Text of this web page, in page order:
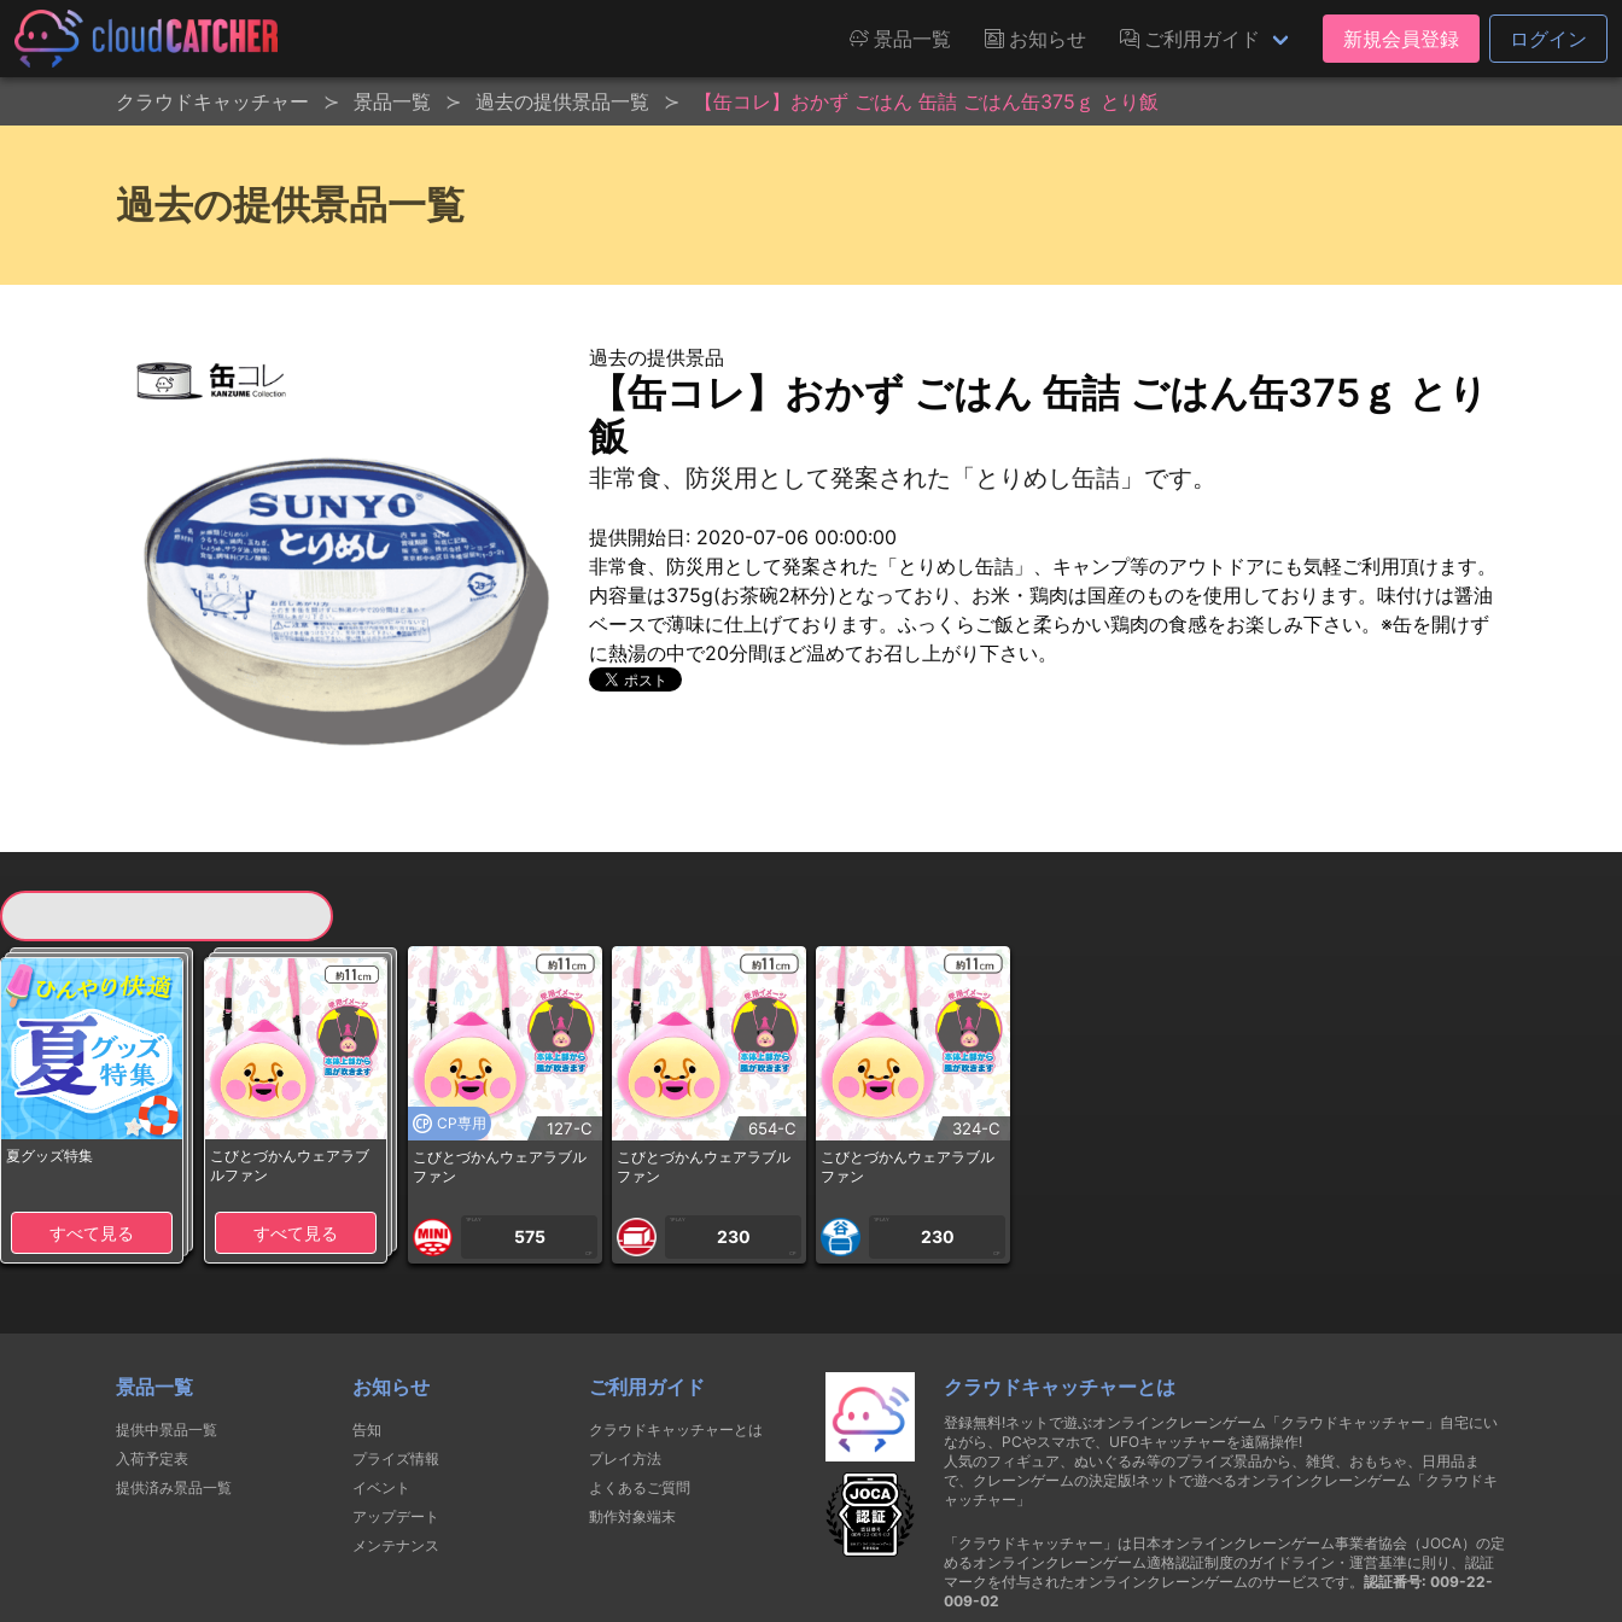
景品一覧 お知らせ ご利用ガイド 新規会員登録 ログイン
クラウドキャッチャー 景品一覧 過去の提供景品一覧 【缶コレ】おかず ごはん 缶詰 ごはん缶375ｇ とり飯
過去の提供景品一覧
過去の提供景品
【缶コレ】おかず ごはん 缶詰 ごはん缶375ｇ とり
飯
非常食、防災用として発案された「とりめし缶詰」です。
提供開始日: 2020-07-06 00:00:00
非常食、防災用として発案された「とりめし缶詰」、キャンプ等のアウトドアにも気軽ご利用頂けます。
内容量は375g(お茶碗2杯分)となっており、お米・鶏肉は国産のものを使用しております。味付けは醤油
ベースで薄味に仕上げております。ふっくらご飯と柔らかい鶏肉の食感をお楽しみ下さい。※缶を開けず
に熱湯の中で20分間ほど温めてお召し上がり下さい。
夏グッズ特集
すべて見る
こびとづかんウェアラブ
ルファン
すべて見る
CP専用 127-C
こびとづかんウェアラブル
ファン
1PLAY
575
CP
654-C
こびとづかんウェアラブル
ファン
1PLAY
230
CP
324-C
こびとづかんウェアラブル
ファン
1PLAY
230
CP
景品一覧
提供中景品一覧
入荷予定表
提供済み景品一覧
お知らせ
告知
プライズ情報
イベント
アップデート
メンテナンス
ご利用ガイド
クラウドキャッチャーとは
プレイ方法
よくあるご質問
動作対象端末
クラウドキャッチャーとは
登録無料!ネットで遊ぶオンラインクレーンゲーム「クラウドキャッチャー」自宅にい
ながら、PCやスマホで、UFOキャッチャーを遠隔操作!
人気のフィギュア、ぬいぐるみ等のプライズ景品から、雑貨、おもちゃ、日用品ま
で、クレーンゲームの決定版!ネットで遊べるオンラインクレーンゲーム「クラウドキ
ャッチャー」
「クラウドキャッチャー」は日本オンラインクレーンゲーム事業者協会（JOCA）の定
めるオンラインクレーンゲーム適格認証制度のガイドライン・運営基準に則り、認証
マークを付与されたオンラインクレーンゲームのサービスです。 認証番号: 009-22-
009-02